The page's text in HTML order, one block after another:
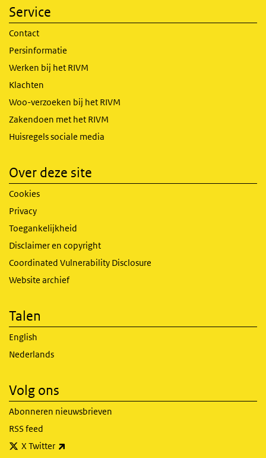
Service
Contact
Persinformatie
Werken bij het RIVM
Klachten
Woo-verzoeken bij het RIVM
Zakendoen met het RIVM
Huisregels sociale media
Over deze site
Cookies
Privacy
Toegankelijkheid
Disclaimer en copyright
Coordinated Vulnerability Disclosure
Website archief
Talen
English
Nederlands
Volg ons
Abonneren nieuwsbrieven
RSS feed
X Twitter